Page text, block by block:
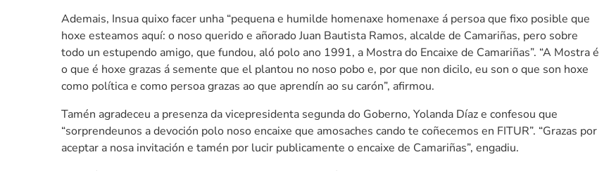
Ademais, Insua quixo facer unha “pequena e humilde homenaxe homenaxe á persoa que fixo posible que
hoxe esteamos aquí: o noso querido e añorado Juan Bautista Ramos, alcalde de Camariñas, pero sobre
todo un estupendo amigo, que fundou, aló polo ano 1991, a Mostra do Encaixe de Camariñas”. “A Mostra é
o que é hoxe grazas á semente que el plantou no noso pobo e, por que non dicilo, eu son o que son hoxe
como política e como persoa grazas ao que aprendín ao su carón”, afirmou.
Tamén agradeceu a presenza da vicepresidenta segunda do Goberno, Yolanda Díaz e confesou que
“sorprendeunos a devoción polo noso encaixe que amosaches cando te coñecemos en FITUR”. “Grazas por
aceptar a nosa invitación e tamén por lucir publicamente o encaixe de Camariñas”, engadiu.